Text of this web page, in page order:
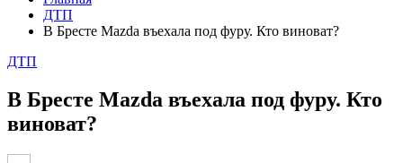
ДТП
В Бресте Mazda въехала под фуру. Кто виноват?
ДТП
В Бресте Mazda въехала под фуру. Кто
виноват?